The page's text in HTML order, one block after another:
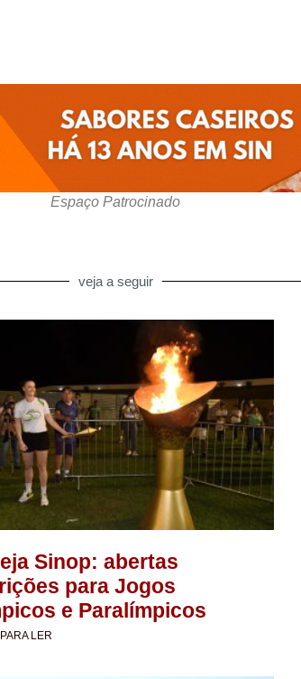
Espaço Patrocinado
veja a seguir
Sinop: abertas
para Jogos
e Paralímpicos
LER